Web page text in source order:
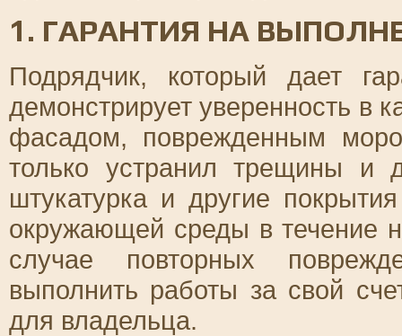
1. ГАРАНТИЯ НА
Подрядчик, который дает
демонстрирует уверенность в
фасадом, поврежденным
только устранил трещины и
штукатурка и другие
окружающей среды в течение
случае повторных
выполнить работы за свой
для владельца.